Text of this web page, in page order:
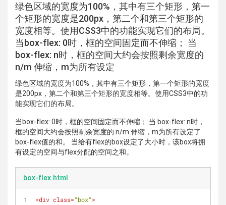
绿色区域的宽度为100%，其中有三个矩形，第一
个矩形的宽度是200px，第二个和第三个矩形的
宽度相等。使用CSS3中的功能实现它们的布局。
当box-flex: 0时，框的空间固定而不伸缩； 当
box-flex: n时，框的空间大约会按照剩余宽度的
n/m 伸缩，m为所有设定
绿色区域的宽度为100%，其中有三个矩形，第一个矩形的宽度
是200px，第二个和第三个矩形的宽度相等。使用CSS3中的功
能实现它们的布局。
当box-flex: 0时，框的空间固定而不伸缩； 当 box-flex: n时，
框的空间大约会按照剩余宽度的 n/m 伸缩，m为所有设定了
box-flex值的和。 当给有flex的box设定了大小时，该box将拥
有设定的空间与flex分配的空间之和。
box-flex.html
<div class="box">